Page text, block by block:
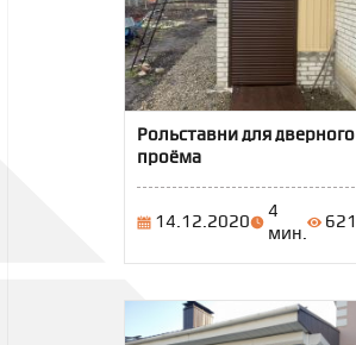
Рольставни для дверного
проёма
14.12.2020
4
мин.
621